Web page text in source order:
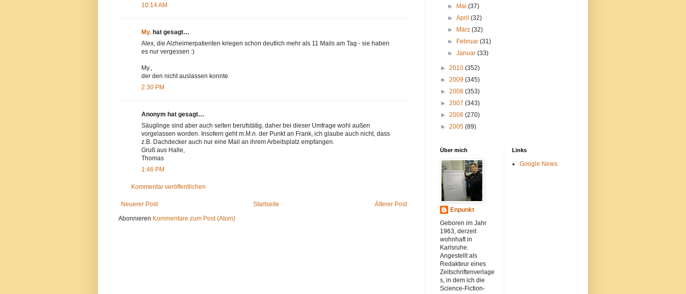
10:14 AM
My. hat gesagt…
Alex, die Alzheimerpatienten kriegen schon deutlich mehr als 11 Mails am Tag - sie haben
es nur vergessen :)
My.,
der den nicht auslassen konnte
2:30 PM
Anonym hat gesagt…
Säuglinge sind aber auch selten berufstätig, daher bei dieser Umfrage wohl außen
vorgelassen worden. Insofern geht m.M.n. der Punkt an Frank, ich glaube auch nicht, dass
z.B. Dachdecker auch nur eine Mail an ihrem Arbeitsplatz empfangen.
Gruß aus Halle,
Thomas
1:46 PM
Kommentar veröffentlichen
Neuerer Post Älterer Post
Startseite
Abonnieren Kommentare zum Post (Atom)
►
Mai(37)
►April(32)
►
März(32)
►
Februar(31)
►Januar(33)
► 2010 (352)
► 2009 (345)
► 2008 (353)
► 2007 (343)
► 2006 (270)
► 2005 (89)
Über mich
Enpunkt
Geboren im Jahr
1963, derzeit
wohnhaft in
Karlsruhe.
Angestellt als
Redakteur eines
Zeitschriftenverlage
s, in dem ich die
Science-Fiction-
Links
Google News